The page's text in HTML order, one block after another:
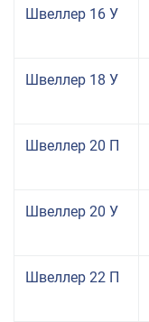
Швеллер 16 У
Швеллер 18 У
Швеллер 20 П
Швеллер 20 У
Швеллер 22 П